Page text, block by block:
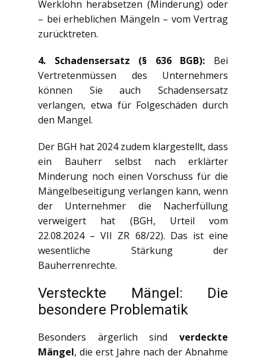
Werklohn herabsetzen (Minderung) oder
– bei erheblichen Mängeln – vom Vertrag
zurücktreten.
4. Schadensersatz (§ 636 BGB): Bei
Vertretenmüssen des Unternehmers
können Sie auch Schadensersatz
verlangen, etwa für Folgeschäden durch
den Mangel.
Der BGH hat 2024 zudem klargestellt, dass
ein Bauherr selbst nach erklärter
Minderung noch einen Vorschuss für die
Mängelbeseitigung verlangen kann, wenn
der Unternehmer die Nacherfüllung
verweigert hat (BGH, Urteil vom
22.08.2024 – VII ZR 68/22). Das ist eine
wesentliche Stärkung der
Bauherrenrechte.
Versteckte Mängel: Die
besondere Problematik
Besonders ärgerlich sind verdeckte
Mängel, die erst Jahre nach der Abnahme